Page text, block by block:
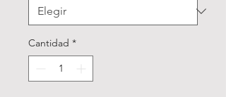
Cantidad *